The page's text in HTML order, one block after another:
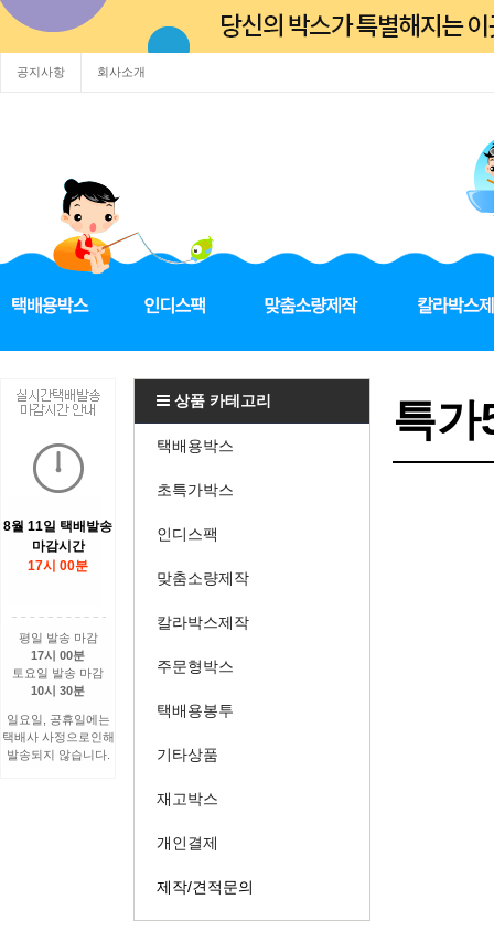
공지사항 회사소개
8월 11일 택배발송
마감시간
17시 00분
평일 발송 마감
17시 00분
토요일 발송 마감
10시 30분
일요일, 공휴일에는
택배사 사정으로인해
발송되지 않습니다.
상품 카테고리
택배용박스
초특가박스
인디스팩
맞춤소량제작
칼라박스제작
주문형박스
택배용봉투
기타상품
재고박스
개인결제
제작/견적문의
특